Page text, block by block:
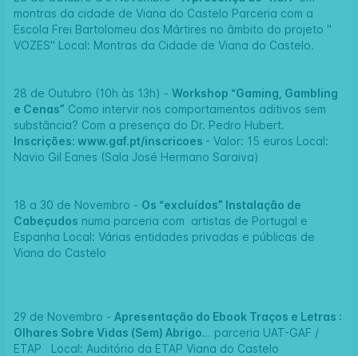
montras da cidade de Viana do Castelo Parceria com a
Escola Frei Bartolomeu dos Mártires no âmbito do projeto "
VOZES" Local: Montras da Cidade de Viana do Castelo.
28 de Outubro (10h às 13h) - Workshop “Gaming, Gambling
e Cenas” Como intervir nos comportamentos aditivos sem
substância? Com a presença do Dr. Pedro Hubert.
Inscrições: www.gaf.pt/inscricoes - Valor: 15 euros Local:
Navio Gil Eanes (Sala José Hermano Saraiva)
18 a 30 de Novembro - Os “excluídos” Instalação de
Cabeçudos numa parceria com artistas de Portugal e
Espanha Local: Várias entidades privadas e públicas de
Viana do Castelo
29 de Novembro - Apresentação do Ebook Traços e Letras :
Olhares Sobre Vidas (Sem) Abrigo… parceria UAT-GAF /
ETAP Local: Auditório da ETAP Viana do Castelo